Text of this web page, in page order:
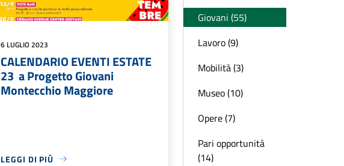
6 LUGLIO 2023
CALENDARIO EVENTI ESTATE
23 a Progetto Giovani
Montecchio Maggiore
LEGGI DI PIÙ
Giovani (55)
Lavoro (9)
Mobilità (3)
Museo (10)
Opere (7)
Pari opportunità
(14)